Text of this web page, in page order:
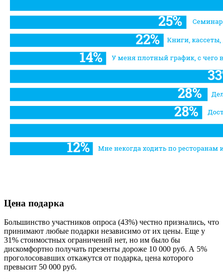
Цена подарка
Большинство участников опроса (43%) честно признались, что
принимают любые подарки независимо от их цены. Еще у
31% стоимостных ограничений нет, но им было бы
дискомфортно получать презенты дороже 10 000 руб. А 5%
проголосовавших откажутся от подарка, цена которого
превысит 50 000 руб.